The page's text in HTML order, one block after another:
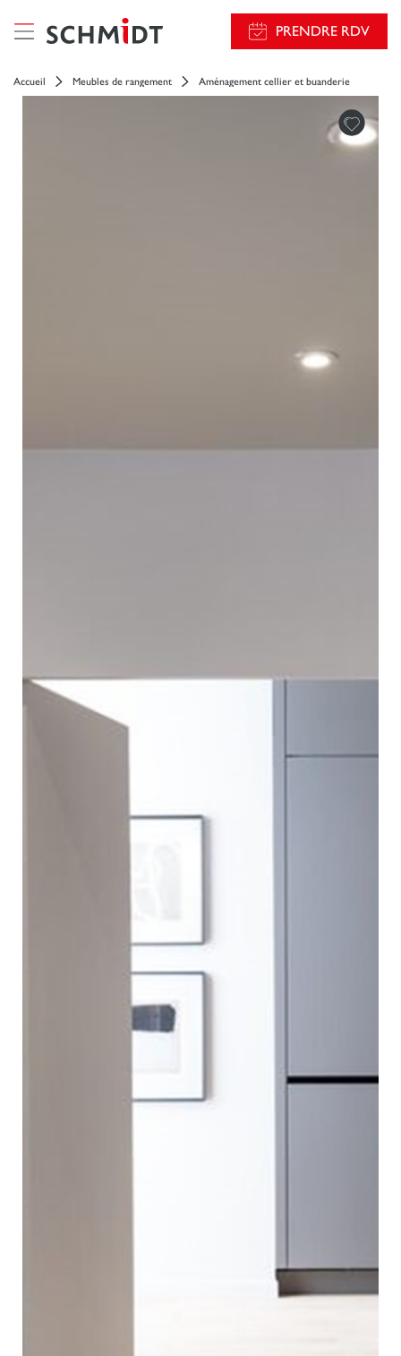
PRENDRE RDV
Accueil Meubles de rangement Aménagement cellier et buanderie